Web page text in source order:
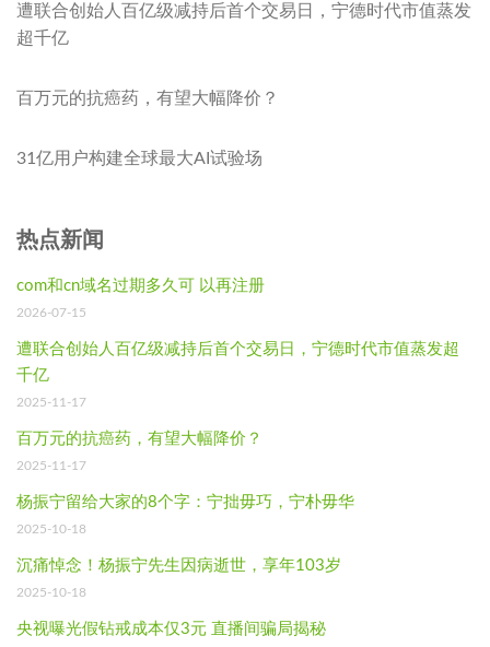
遭联合创始人百亿级减持后首个交易日，宁德时代市值蒸发
超千亿
百万元的抗癌药，有望大幅降价？
31亿用户构建全球最大AI试验场
热点新闻
com和cn域名过期多久可 以再注册
2026-07-15
遭联合创始人百亿级减持后首个交易日，宁德时代市值蒸发超
千亿
2025-11-17
百万元的抗癌药，有望大幅降价？
2025-11-17
杨振宁留给大家的8个字：宁拙毋巧，宁朴毋华
2025-10-18
沉痛悼念！杨振宁先生因病逝世，享年103岁
2025-10-18
央视曝光假钻戒成本仅3元 直播间骗局揭秘